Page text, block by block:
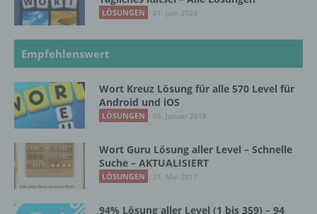
LÖSUNGEN 01. Juni 2024
Empfehlenswert
Wort Kreuz Lösung für alle 570 Level für
Android und iOS
LÖSUNGEN 05. Januar 2018
Wort Guru Lösung aller Level – Schnelle
Suche – AKTUALISIERT
LÖSUNGEN 21. Mai 2017
94% Lösung aller Level (1 bis 359) – 94
e) Profiling
Profiling ist jede Art der automatisierten
Verarbeitung personenbezogener Daten, die
darin besteht, dass diese
personenbezogenen Daten verwendet
die sich auf eine natürliche Person beziehen,
zu bewerten, insbesondere, um Aspekte
bezüglich Arbeitsleistung, wirtschaftlicher
Interessen, Zuverlässigkeit, Verhalten,